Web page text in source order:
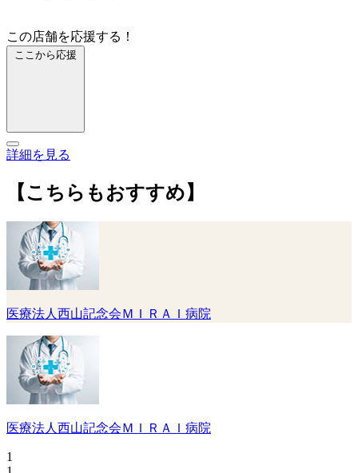
この店舗を応援する！
ここから応援
詳細を見る
【こちらもおすすめ】
医療法人西山記念会ＭＩＲＡＩ病院
医療法人西山記念会ＭＩＲＡＩ病院
1